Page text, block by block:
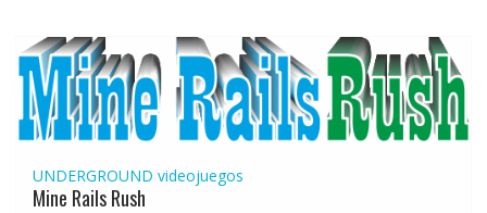
UNDERGROUND videojuegos
Mine Rails Rush